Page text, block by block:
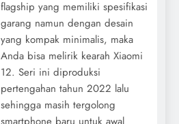
flagship yang memiliki spesifikasi
garang namun dengan desain
yang kompak minimalis, maka
Anda bisa melirik kearah Xiaomi
12. Seri ini diproduksi
pertengahan tahun 2022 lalu
sehingga masih tergolong